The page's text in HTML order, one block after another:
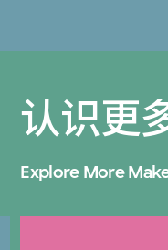
认识更
Explore More